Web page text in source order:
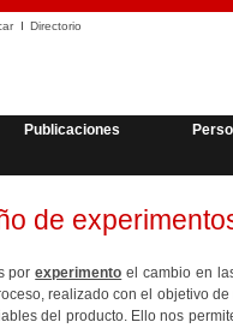
Directorio
Publicaciones
de
porexperimento el cambio en
realizado con el objetivo
del producto.Ello nos